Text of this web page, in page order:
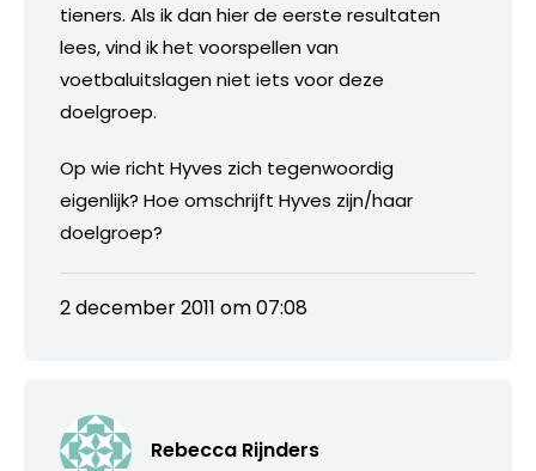
tieners. Als ik dan hier de eerste resultaten
lees, vind ik het voorspellen van
voetbaluitslagen niet iets voor deze
doelgroep.
Op wie richt Hyves zich tegenwoordig
eigenlijk? Hoe omschrijft Hyves zijn/haar
doelgroep?
2 december 2011 om 07:08
Rebecca Rijnders